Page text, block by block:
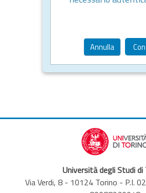
Annulla
Università degli Studi di
Via Verdi, 8 - 10124 Torino - P.I.